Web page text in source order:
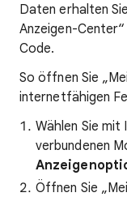
Daten erhalten
Anzeigen-Center“
Code.
So öffnen Sie
internetfähigen
Wählen Sie mit
verbundenen
Öffnen Sie